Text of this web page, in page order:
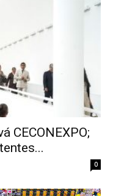
CECONEXPO;
0